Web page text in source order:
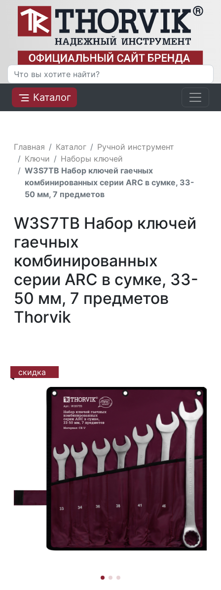
Каталог
Главная Каталог
Ручной инструмент
Ключи
Наборы ключей
W3S7TB Набор ключей гаечных
комбинированных серии ARC в сумке, 33-
50 мм, 7 предметов
W3S7TB Набор ключей
гаечных
комбинированных
серии ARC в сумке, 33-
50 мм, 7 предметов
Thorvik
скидка